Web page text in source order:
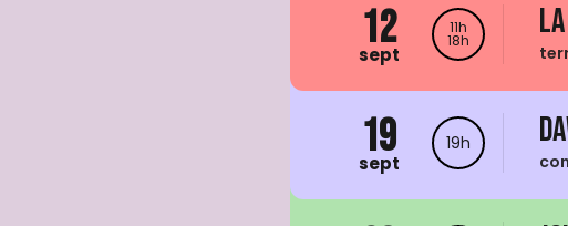
12
sept
11h
18h
19
sept
19h